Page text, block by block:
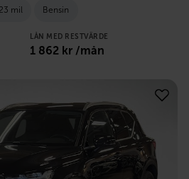
mil Bensin
LÅN MED RESTVÄRDE
1 862 kr /mån